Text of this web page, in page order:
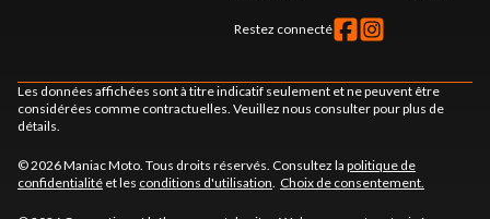
Restez connecté
Les données affichées sont à titre indicatif seulement et ne peuvent être
considérées comme contractuelles. Veuillez nous consulter pour plus de
détails.
© 2026 Maniac Moto. Tous droits réservés. Consultez la politique de
confidentialité et les conditions d'utilisation. Choix de consentement.